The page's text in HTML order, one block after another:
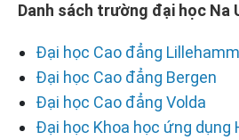
Danh sách trường đại học Na
Đại học Cao đẳng
Đại học Cao đẳng Bergen
Đại học Cao đẳng Volda
Đại học Khoa học ứng dụng